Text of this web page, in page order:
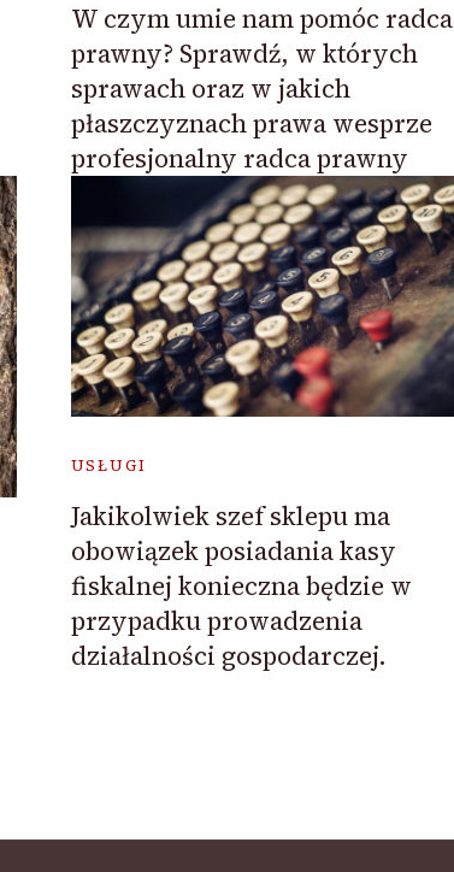
W czym umie nam pomóc radca
prawny? Sprawdź, w których
sprawach oraz w jakich
płaszczyznach prawa wesprze
profesjonalny radca prawny
USŁUGI
Jakikolwiek szef sklepu ma
obowiązek posiadania kasy
fiskalnej konieczna będzie w
przypadku prowadzenia
działalności gospodarczej.